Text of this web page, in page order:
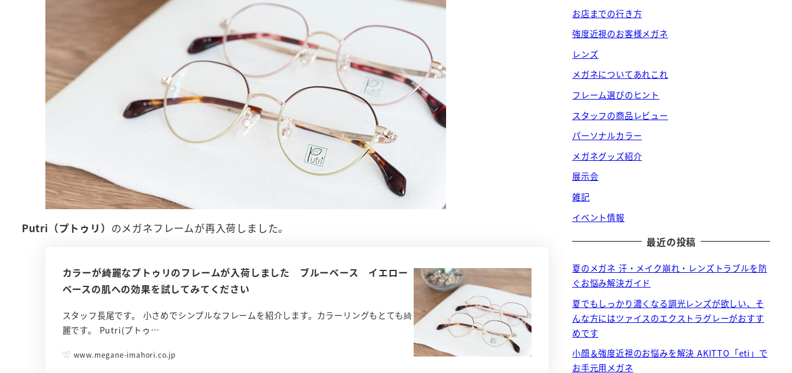
Putri（プトゥリ） のメガネフレームが再入荷しました。
カラーが綺麗なプトゥリのフレームが入荷しました ブルーベース イエロー
ベースの肌への効果を試してみてください
スタッフ長尾です。 小さめでシンプルなフレームを紹介します。カラーリングもとても綺
麗です。 Putri(プトゥ…
www.megane-imahori.co.jp
お店までの行き方
強度近視のお客様メガネ
レンズ
メガネについてあれこれ
フレーム選びのヒント
スタッフの商品レビュー
パーソナルカラー
メガネグッズ紹介
展示会
雑記
イベント情報
最近の投稿
夏のメガネ 汗・メイク崩れ・レンズトラブルを防
ぐお悩み解決ガイド
夏でもしっかり濃くなる調光レンズが欲しい、そ
んな方にはツァイスのエクストラグレーがおすす
めです
小顔＆強度近視のお悩みを解決 AKITTO「eti」で
お手元用メガネ